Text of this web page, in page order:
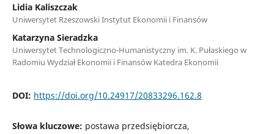
Lidia Kaliszczak
Uniwersytet Rzeszowski Instytut Ekonomii i Finansów
Katarzyna Sieradzka
Uniwersytet Technologiczno-Humanistyczny im. K. Pułaskiego w
Radomiu Wydział Ekonomii i Finansów Katedra Ekonomii
DOI: https://doi.org/10.24917/20833296.162.8
Słowa kluczowe: postawa przedsiębiorcza,